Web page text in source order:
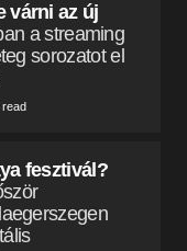
várni az új
a streaming
sorozatot el
read
fesztivál?